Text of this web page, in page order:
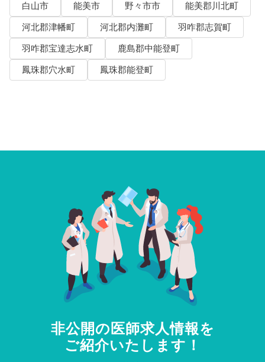
白山市
能美市 野々市市
能美郡川北町
河北郡津幡町
河北郡内灘町
羽咋郡志賀町
羽咋郡宝達志水町
鹿島郡中能登町
鳳珠郡穴水町
鳳珠郡能登町
非公開の医師求人情報を
ご紹介いたします！